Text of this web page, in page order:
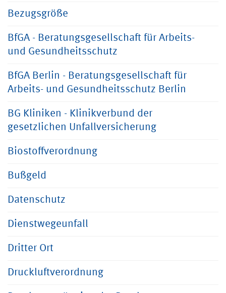
Bezugsgröße
BfGA - Beratungsgesellschaft für Arbeits-
und Gesundheitsschutz
BfGA Berlin - Beratungsgesellschaft für
Arbeits- und Gesundheitsschutz Berlin
BG Kliniken - Klinikverbund der
gesetzlichen Unfallversicherung
Biostoffverordnung
Bußgeld
Datenschutz
Dienstwegeunfall
Dritter Ort
Druckluftverordnung